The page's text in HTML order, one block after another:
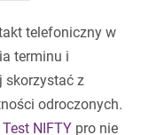
telefoniczny w
terminu i
skorzystać z
odroczonych.
Test NIFTY pro nie